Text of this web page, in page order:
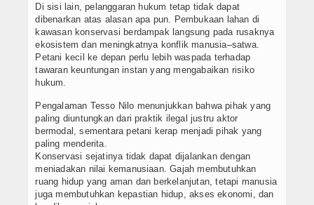
Di sisi lain, pelanggaran hukum tetap tidak dapat
dibenarkan atas alasan apa pun. Pembukaan lahan di
kawasan konservasi berdampak langsung pada rusaknya
ekosistem dan meningkatnya konflik manusia–satwa.
Petani kecil ke depan perlu lebih waspada terhadap
tawaran keuntungan instan yang mengabaikan risiko
hukum.
Pengalaman Tesso Nilo menunjukkan bahwa pihak yang
paling diuntungkan dari praktik ilegal justru aktor
bermodal, sementara petani kerap menjadi pihak yang
paling menderita.
Konservasi sejatinya tidak dapat dijalankan dengan
meniadakan nilai kemanusiaan. Gajah membutuhkan
ruang hidup yang aman dan berkelanjutan, tetapi manusia
juga membutuhkan kepastian hidup, akses ekonomi, dan